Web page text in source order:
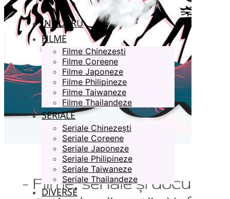
ÎN LUCRU
FILME
Filme Chinezești
Filme Coreene
Filme Japoneze
Filme Philipineze
Filme Taiwaneze
Filme Thailandeze
SERIALE
Seriale Chinezești
Seriale Coreene
Seriale Japoneze
Seriale Philipineze
Seriale Taiwaneze
Seriale Thailandeze
DIVERSE